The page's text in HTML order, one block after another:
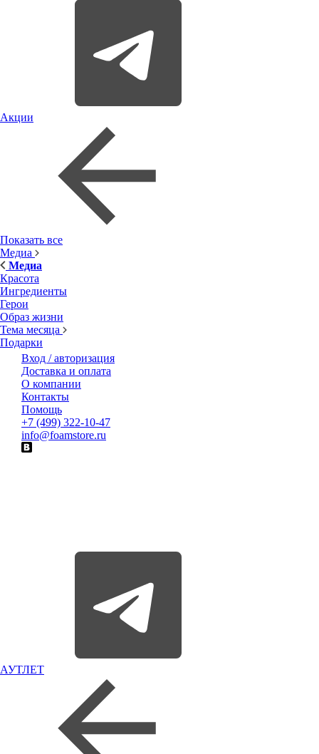
Акции
Показать все
Медиа
Медиа
Красота
Ингредиенты
Герои
Образ жизни
Тема месяца
Подарки
Вход / авторизация
Доставка и оплата
О компании
Контакты
Помощь
+7 (499) 322-10-47
info@foamstore.ru
АУТЛЕТ